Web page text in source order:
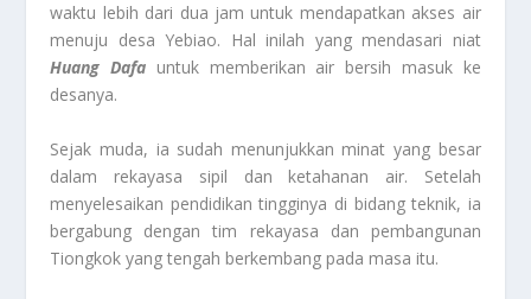
waktu lebih dari dua jam untuk mendapatkan akses air
menuju desa Yebiao. Hal inilah yang mendasari niat
Huang Dafa untuk memberikan air bersih masuk ke
desanya.
Sejak muda, ia sudah menunjukkan minat yang besar
dalam rekayasa sipil dan ketahanan air. Setelah
menyelesaikan pendidikan tingginya di bidang teknik, ia
bergabung dengan tim rekayasa dan pembangunan
Tiongkok yang tengah berkembang pada masa itu.